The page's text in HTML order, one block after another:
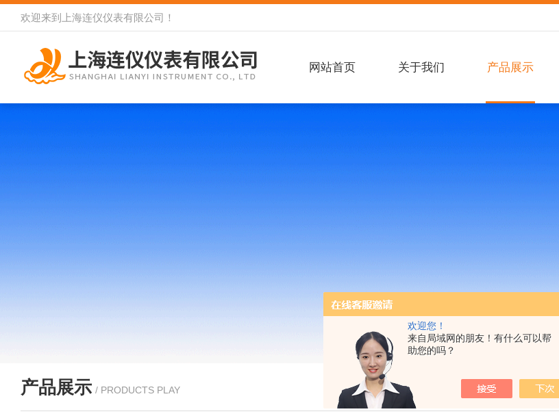
欢迎您！
来自局域网的朋友！有什么可以帮
助您的吗？
欢迎来到 上海连仪仪表有限公司 ！
网站首页 关于我们 产品展示
产品展示 / PRODUCTS PLAY 我的位置：首页 产品展示